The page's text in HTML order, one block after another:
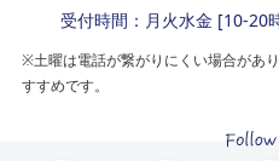
受付時間：月火水金 [10-20
※土曜は電話が繋がりにくい場合があ
すすめです。